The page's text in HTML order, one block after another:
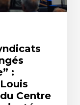
:
Centre